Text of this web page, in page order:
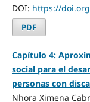
DOI: https://
PDF
Capítulo 4:
social para el
personas con
Nhora Ximena